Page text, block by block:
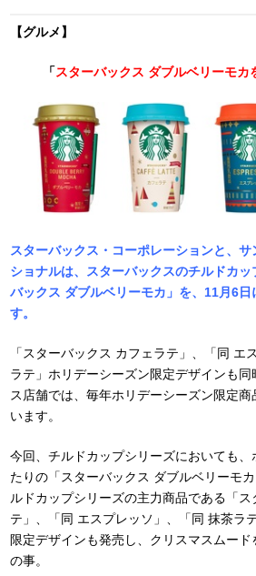
【グルメ】
「スターバックス ダブルベリーモカ
スターバックス・コーポレーションと、
ショナルは、スターバックスのチルドカ
バックス ダブルベリーモカ」を、11月6日
す。
「スターバックス カフェラテ」、「同 エ
ラテ」ホリデーシーズン限定デザインも
ス店舗では、毎年ホリデーシーズン限定
います。
今回、チルドカップシリーズにおいても、
たりの「スターバックス ダブルベリーモ
ルドカップシリーズの主力商品である「
テ」、「同 エスプレッソ」、「同 抹茶ラ
限定デザインも発売し、クリスマスムード
の事。